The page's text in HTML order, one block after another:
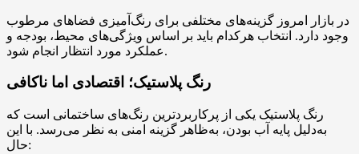
در بازار امروز گزینه‌های مختلفی برای رنگ‌آمیزی فضاهای مرطوب
وجود دارد. انتخاب هرکدام باید بر اساس ویژگی‌های محیط، بودجه و
عملکرد مورد انتظار انجام شود.
رنگ پلاستیک؛ اقتصادی اما ناکافی
رنگ پلاستیک یکی از پرکاربردترین رنگ‌های ساختمانی است که
به‌دلیل پایه آب بودن، به‌ظاهر گزینه امنی به نظر می‌رسد. با این
حال: